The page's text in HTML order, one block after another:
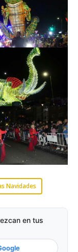
Navidades
en tus